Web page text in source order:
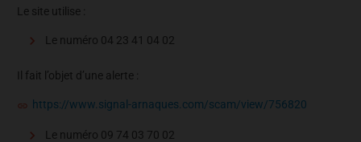
Le site utilise :
Le numéro 04 23 41 04 02
Il fait l’objet d’une alerte :
https://www.signal-arnaques.com/scam/view/756820
Le numéro 09 74 03 70 02